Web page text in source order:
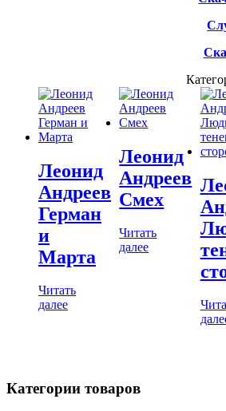
Леонид
Андреев
Герман
и
Марта
Читать
далее
Леонид
Андреев
Смех
Читать
далее
Категории товаров